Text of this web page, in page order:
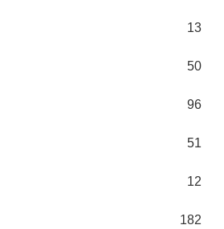
13
50
96
51
12
182